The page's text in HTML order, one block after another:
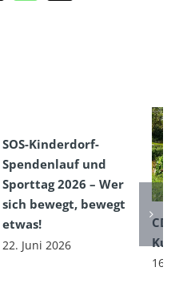
SOS-Kinderdorf-
Spendenlauf und
Sporttag 2026 – Wer
sich bewegt, bewegt
etwas!
22. Juni 2026
CDSC
16.